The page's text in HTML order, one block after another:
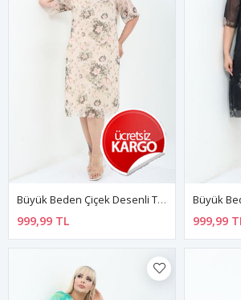
Büyük Beden Çiçek Desenli Tül Midi Elbise 25C-2807
999,99 TL 999,99